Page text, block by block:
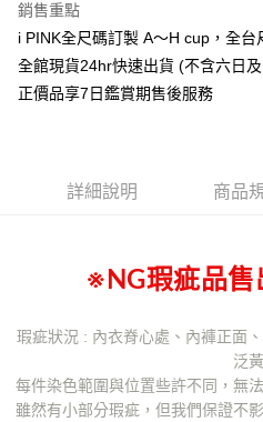
１．簡單：不需註冊會員、不需綁卡、
２．便利：只要手機號碼，簡訊認證，
【「AFTEE先享後付」結帳流程】
ATM／網路銀行／等多元方式進行付款
※ 交易是否成功請以「AFTEE先享後付
是否繳費成功／繳費後需取消欲退款等
１．透過由恩沛科技股份有限公司提供
易，需依本服務之必要範圍內提供個人
權轉讓予恩沛科技股份有限公司。
全家取貨付款
每筆NT$80，滿NT$1,000(含以上)
付款後全家取貨
每筆NT$80，滿NT$1,000(含以上)
每筆NT$80，滿NT$1,000(含以上)
每筆NT$100，滿NT$1,000(含以上
郵寄
每筆NT$100，滿NT$1,000(含以上
銷售重點
i PINK全尺碼訂製 A～H cup，全
全館現貨24hr快速出貨 (不含六日
正價品享7日鑑賞期售後服務
詳細說明 商品
※NG瑕疵品售
瑕疵狀況 : 內衣脊心處、內褲正面
泛黃
每件染色範圍與位置些許不同，無
雖然有小部分瑕疵，但我們保證不